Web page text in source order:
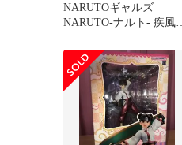
NARUTOギャルズ
NARUTO-ナルト- 疾風伝